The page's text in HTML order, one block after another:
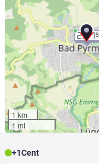
2.079
1 km
1 mi
+1Cent